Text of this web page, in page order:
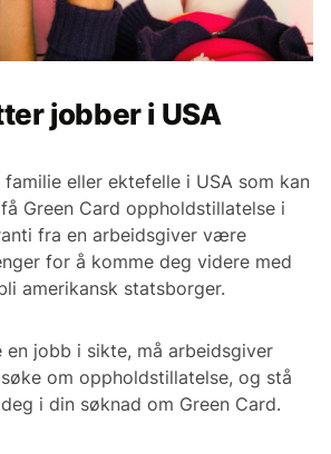
jobber i USA
familie eller ektefelle i USA som kan
Green Card oppholdstillatelse i
fra en arbeidsgiver være
for å komme deg videre med
amerikansk statsborger.
en jobb i sikte, må arbeidsgiver
om oppholdstillatelse, og stå
i din søknad om Green Card.